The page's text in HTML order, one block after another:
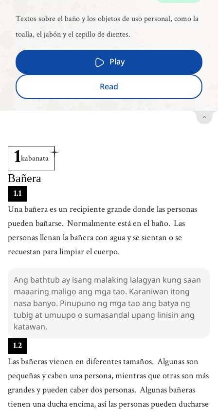
Textos sobre el baño y los objetos de uso personal, como la
toalla, el jabón y el cepillo de dientes.
Play
Read
1kabanata
Bañera
1.1
Una bañera es un recipiente grande donde las personas
pueden bañarse. Normalmente está en el baño. Las
personas llenan la bañera con agua y se sientan o se
recuestan para limpiar el cuerpo.
Ang bathtub ay isang malaking lalagyan kung saan
maaaring maligo ang mga tao. Karaniwan itong
nasa banyo. Pinupuno ng mga tao ang batya ng
tubig at umuupo o sumasandal upang linisin ang
katawan.
1.2
Las bañeras vienen en diferentes tamaños. Algunas son
pequeñas y caben una persona, mientras que otras son más
grandes y pueden caber dos personas. Algunas bañeras
tienen una ducha encima, así las personas pueden ducharse